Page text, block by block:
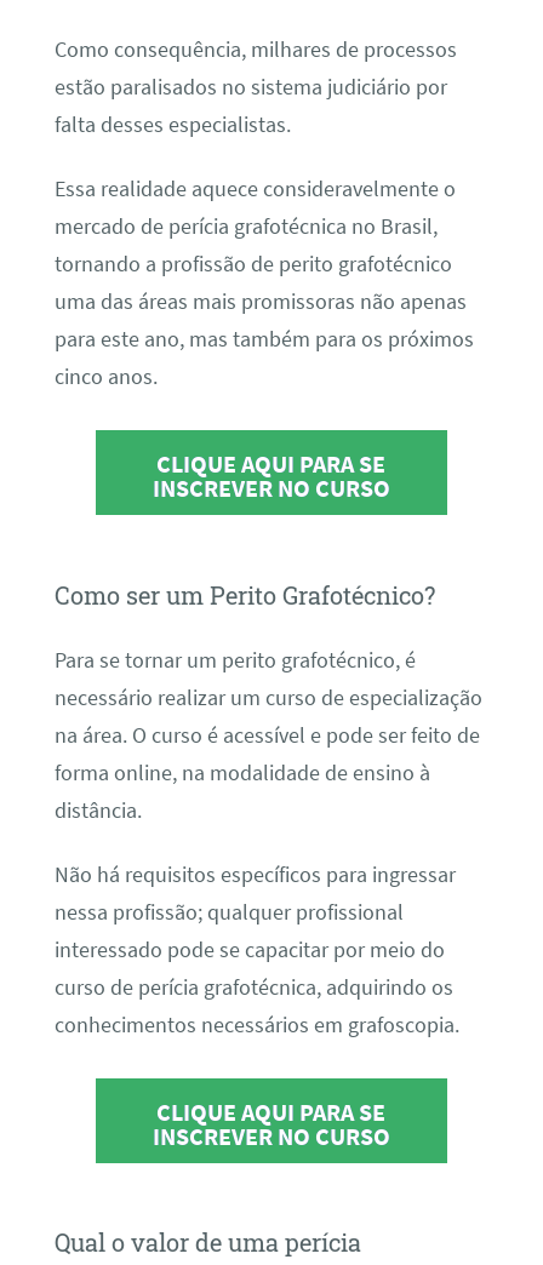
Como consequência, milhares de processos
estão paralisados no sistema judiciário por
falta desses especialistas.
Essa realidade aquece consideravelmente o
mercado de perícia grafotécnica no Brasil,
tornando a profissão de perito grafotécnico
uma das áreas mais promissoras não apenas
para este ano, mas também para os próximos
cinco anos.
CLIQUE AQUI PARA SE
INSCREVER NO CURSO
Como ser um Perito Grafotécnico?
Para se tornar um perito grafotécnico, é
necessário realizar um curso de especialização
na área. O curso é acessível e pode ser feito de
forma online, na modalidade de ensino à
distância.
Não há requisitos específicos para ingressar
nessa profissão; qualquer profissional
interessado pode se capacitar por meio do
curso de perícia grafotécnica, adquirindo os
conhecimentos necessários em grafoscopia.
CLIQUE AQUI PARA SE
INSCREVER NO CURSO
Qual o valor de uma perícia